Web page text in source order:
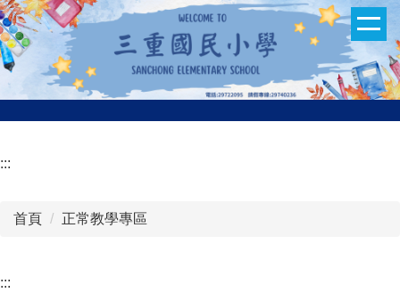
跳
到
主
要
內
容
:::
首頁 正常教學專區
:::